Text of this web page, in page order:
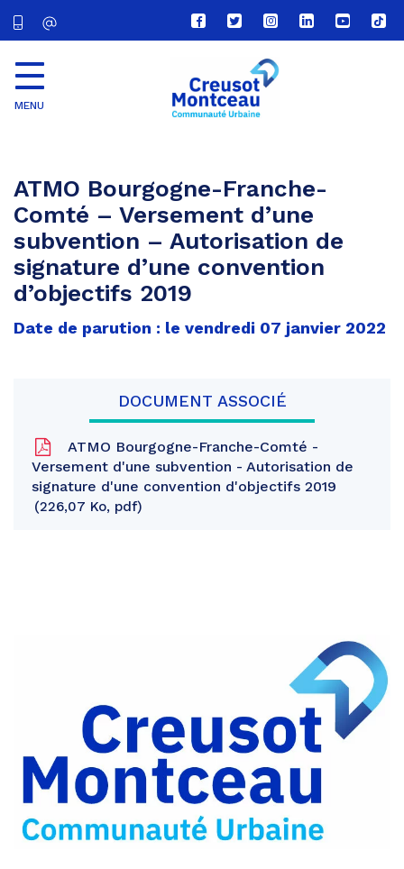
Lien
vers
compte
Facebook
Lien
vers
compte
Twitter
Lien
vers
le
compte
Lien
vers
Lien
vers
Lien
vers
MENU
ATMO Bourgogne-Franche-
Comté – Versement d’une
subvention – Autorisation de
signature d’une convention
d’objectifs 2019
Date de parution : le vendredi 07 janvier 2022
DOCUMENT ASSOCIÉ
ATMO Bourgogne-Franche-Comté -
Versement d'une subvention - Autorisation de
signature d'une convention d'objectifs 2019
226,07 Ko, pdf
Facebook
Partager
Twitter
Partager
par
e-
mail